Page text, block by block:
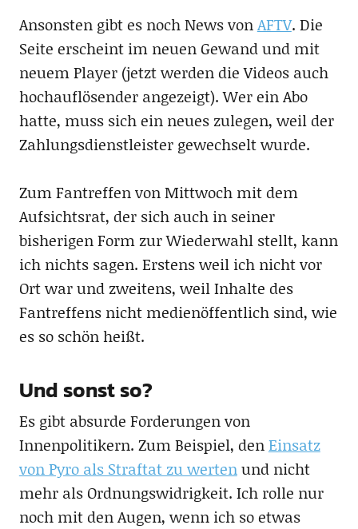
Ansonsten gibt es noch News vonAFTV. Die
Seite erscheint im neuen Gewand und mit
neuem Player (jetzt werden die Videos auch
hochauflösender angezeigt). Wer ein Abo
hatte, muss sich ein neues zulegen, weil der
Zahlungsdienstleister gewechselt wurde.
Zum Fantreffen von Mittwoch mit dem
Aufsichtsrat, der sich auch in seiner
bisherigen Form zur Wiederwahl stellt, kann
ich nichts sagen. Erstens weil ich nicht vor
Ort war und zweitens, weil Inhalte des
Fantreffens nicht medienöffentlich sind, wie
es so schön heißt.
Und sonst so?
Es gibt absurde Forderungen von
Innenpolitikern. Zum Beispiel, denEinsatz
von Pyro als Straftat zu wertenund nicht
mehr als Ordnungswidrigkeit. Ich rolle nur
noch mit den Augen, wenn ich so etwas